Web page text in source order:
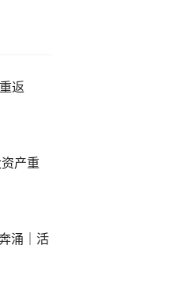
返
产重
涌｜活